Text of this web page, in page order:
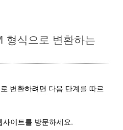
형식으로 변환하는
변환하려면 다음 단계를 따르
사이트를 방문하세요.